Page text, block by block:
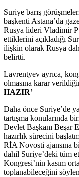
Suriye barış
başkenti Astana’da
Rusya lideri Vladimir
ettiklerini açıkladığı
ilişkin olarak Rusya
belirtti.
Lavrentyev ayrıca,
olmasına karar
HAZIR’
Daha önce Suriye’de
tartışma konularında
Devlet Başkanı Beşar
hazırlık sürecini
RİA Novosti ajansına
dahil Suriye’deki tüm
Kongresi’nin kasım
toplanabileceğini